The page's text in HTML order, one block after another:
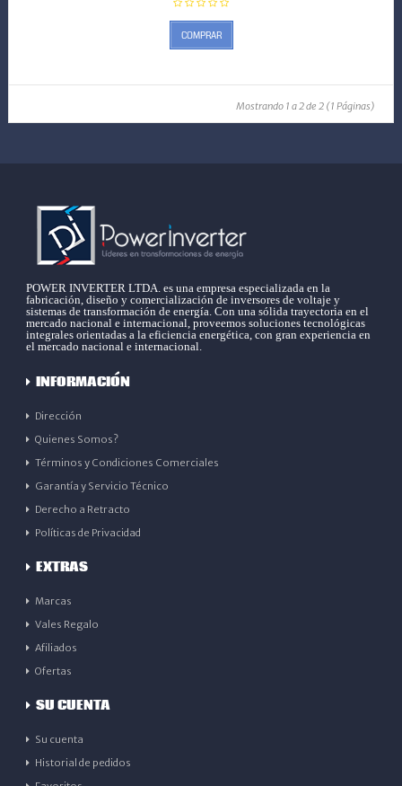
COMPRAR
Mostrando 1 a 2 de 2 (1 Páginas)
POWER INVERTER LTDA. es una empresa especializada en la
fabricación, diseño y comercialización de inversores de voltaje y
sistemas de transformación de energía. Con una sólida trayectoria en el
mercado nacional e internacional, proveemos soluciones tecnológicas
integrales orientadas a la eficiencia energética, con gran experiencia en
el mercado nacional e internacional.
INFORMACIÓN
Dirección
Quienes Somos?
Términos y Condiciones Comerciales
Garantía y Servicio Técnico
Derecho a Retracto
Políticas de Privacidad
EXTRAS
Marcas
Vales Regalo
Afiliados
Ofertas
SU CUENTA
Su cuenta
Historial de pedidos